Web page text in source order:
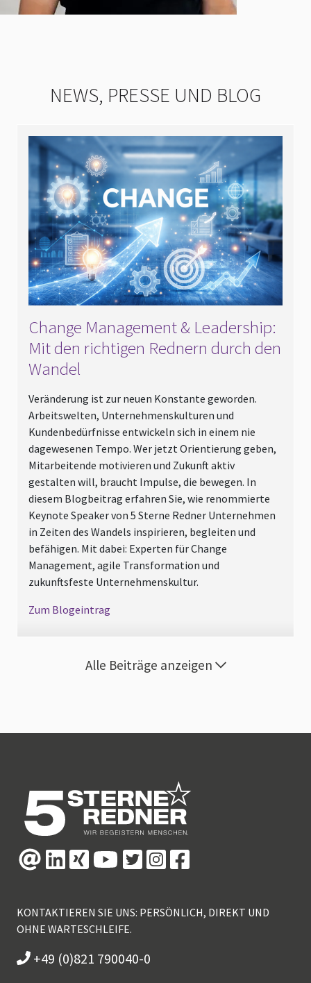
NEWS, PRESSE UND BLOG
Change Management & Leadership:
Mit den richtigen Rednern durch den
Wandel
Veränderung ist zur neuen Konstante geworden.
Arbeitswelten, Unternehmenskulturen und
Kundenbedürfnisse entwickeln sich in einem nie
dagewesenen Tempo. Wer jetzt Orientierung geben,
Mitarbeitende motivieren und Zukunft aktiv
gestalten will, braucht Impulse, die bewegen. In
diesem Blogbeitrag erfahren Sie, wie renommierte
Keynote Speaker von 5 Sterne Redner Unternehmen
in Zeiten des Wandels inspirieren, begleiten und
befähigen. Mit dabei: Experten für Change
Management, agile Transformation und
zukunftsfeste Unternehmenskultur.
Zum Blogeintrag
Alle Beiträge anzeigen
KONTAKTIEREN SIE UNS: PERSÖNLICH, DIREKT UND
OHNE WARTESCHLEIFE.
+49 (0)821 790040-0